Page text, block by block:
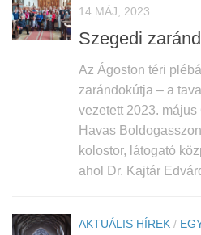
14 MÁJ, 2023
Szegedi
Az Ágoston téri
zarándokútja – a
vezetett 2023.
Havas
kolostor, látogató
ahol Dr. Kajtár
AKTUÁLIS HÍREK /